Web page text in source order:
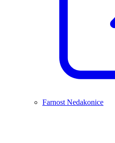
Farnost Nedakonice